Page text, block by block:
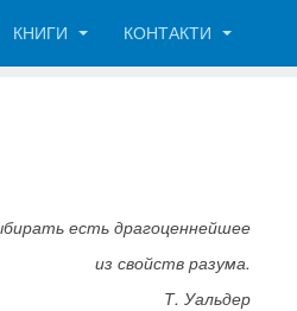
КНИГИ КОНТАКТИ
есть драгоценнейшее
из свойств разума.
Т. Уальдер